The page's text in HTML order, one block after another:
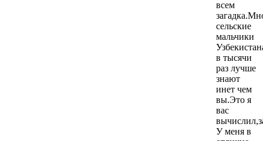
всем
сельские
мальчики
в тысячи
раз лучше
знают
инет чем
вы.Это я
вас
У меня в